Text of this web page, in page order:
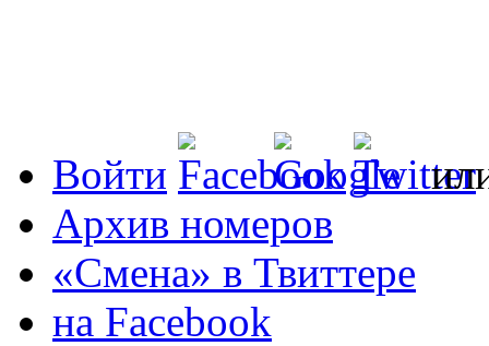
Войти
Архив номеров
«Смена» в Твиттере
на Facebook